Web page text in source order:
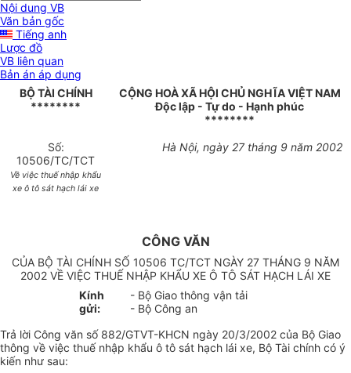
Nội dung VB
Văn bản gốc
Tiếng anh
Lược đồ
VB liên quan
Bản án áp dụng
BỘ TÀI CHÍNH
********
CỘNG HOÀ XÃ HỘI CHỦ NGHĨA VIỆT NAM
Độc lập - Tự do - Hạnh phúc
********
Số:
10506/TC/TCT
Về việc thuế nhập khẩu
xe ô tô sát hạch lái xe
Hà Nội, ngày 27 tháng 9 năm 2002
CÔNG VĂN
CỦA BỘ TÀI CHÍNH SỐ 10506 TC/TCT NGÀY 27 THÁNG 9 NĂM
2002 VỀ VIỆC THUẾ NHẬP KHẨU XE Ô TÔ SÁT HẠCH LÁI XE
Kính
gửi:
- Bộ Giao thông vận tải
- Bộ Công an
Trả lời Công văn số 882/GTVT-KHCN ngày 20/3/2002 của Bộ Giao
thông về việc thuế nhập khẩu ô tô sát hạch lái xe, Bộ Tài chính có ý
kiến như sau: